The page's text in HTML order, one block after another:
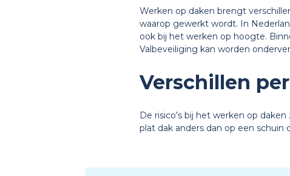
Werken op daken brengt
waarop gewerkt wordt. In
ook bij het werken op hoogte.
Valbeveiliging kan worden
Verschillen
De risico’s bij het werken op
plat dak anders dan op een schuin